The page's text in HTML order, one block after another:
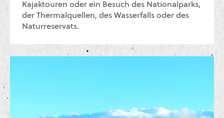
Kajaktouren oder ein Besuch des Nationalparks,
der Thermalquellen, des Wasserfalls oder des
Naturreservats.